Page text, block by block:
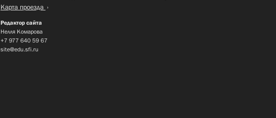
Карта проезда
Редактор сайта
Нелля Комарова
+7 977 640 59 67
site@edu.sfi.ru